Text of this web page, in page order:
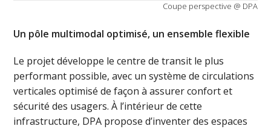
Coupe perspective @ DPA
Un pôle multimodal optimisé, un ensemble flexible
Le projet développe le centre de transit le plus
performant possible, avec un système de circulations
verticales optimisé de façon à assurer confort et
sécurité des usagers. À l’intérieur de cette
infrastructure, DPA propose d’inventer des espaces